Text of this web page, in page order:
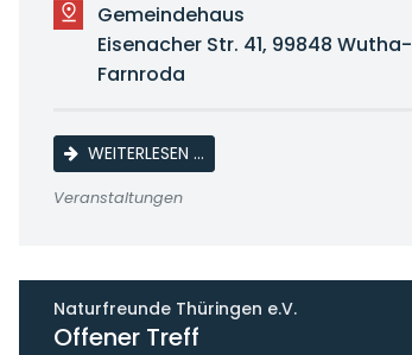
Gemeindehaus
Eisenacher Str. 41, 99848 Wutha-
Farnroda
WEITERLESEN …ELTERN-KIND-KREIS
Veranstaltungen
Naturfreunde Thüringen e.V.
Offener Treff